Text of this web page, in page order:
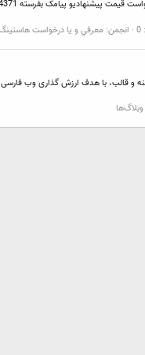
انجمن: معرفي و يا درخواست
و قالب، با هدف ارزش گذاری وب